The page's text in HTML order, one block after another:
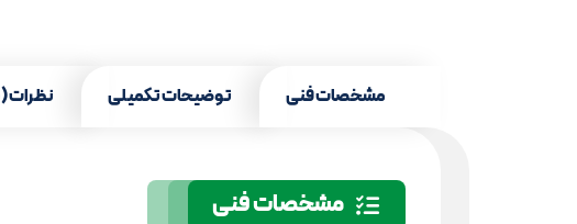
مشخصات فنی توضیحات تکمیلی نظرات (0)
مشخصات فنی